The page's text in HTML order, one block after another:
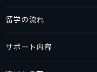
留学の流れ
サポート内容